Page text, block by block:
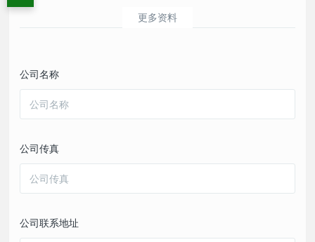
更多资料
公司名称
公司传真
公司联系地址